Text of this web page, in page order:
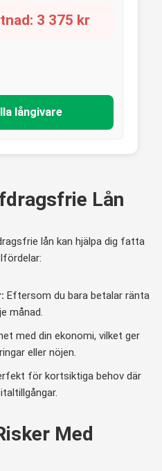
3 375 kr
långivare
Lån
lån kan hjälpa dig fatta
Eftersom du bara betalar ränta
månad.
med din ekonomi, vilket ger
eller nöjen.
för kortsiktiga behov där
Med